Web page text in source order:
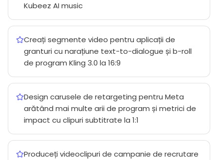
Kubeez AI music
Creați segmente video pentru aplicații de
granturi cu narațiune text-to-dialogue și b-roll
de program Kling 3.0 la 16:9
Design carusele de retargeting pentru Meta
arătând mai multe arii de program și metrici de
impact cu clipuri subtitrate la 1:1
Produceți videoclipuri de campanie de recrutare